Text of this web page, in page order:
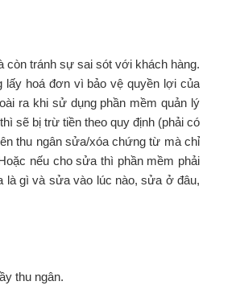
còn tránh sự sai sót với khách hàng.
lấy hoá đơn vì bảo vệ quyền lợi của
ra khi sử dụng phần mềm quản lý
sẽ bị trừ tiền theo quy định (phải có
thu ngân sửa/xóa chứng từ mà chỉ
nếu cho sửa thì phần mềm phải
là gì và sửa vào lúc nào, sửa ở đâu,
thu ngân.